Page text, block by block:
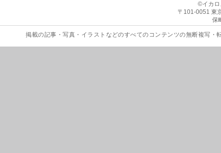
©イカ
〒101-0051 東
保
掲載の記事・写真・イラストなどのすべてのコンテンツの無断複